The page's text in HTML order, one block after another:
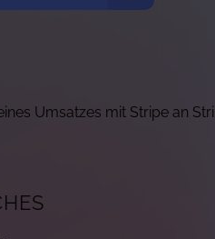
Umsatzes mit Stripe an